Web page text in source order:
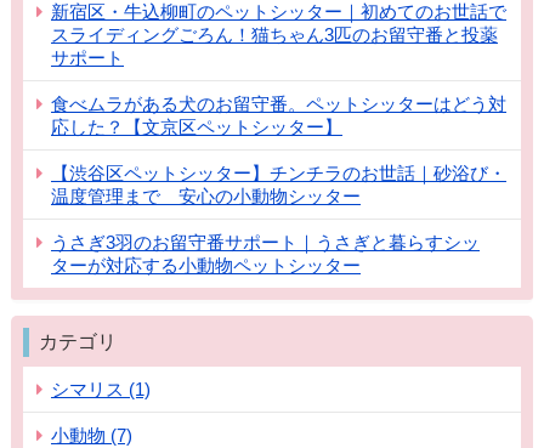
新宿区・牛込柳町のペットシッター｜初めてのお世話で
スライディングごろん！猫ちゃん3匹のお留守番と投薬
サポート
食べムラがある犬のお留守番。ペットシッターはどう対
応した？【文京区ペットシッター】
【渋谷区ペットシッター】チンチラのお世話｜砂浴び・
温度管理まで 安心の小動物シッター
うさぎ3羽のお留守番サポート｜うさぎと暮らすシッ
ターが対応する小動物ペットシッター
カテゴリ
シマリス (1)
小動物 (7)